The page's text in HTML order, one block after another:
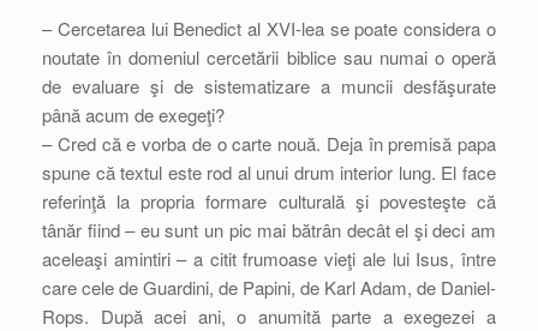
– Cercetarea lui Benedict al XVI-lea se poate considera o
noutate în domeniul cercetării biblice sau numai o operă
de evaluare şi de sistematizare a muncii desfăşurate
până acum de exegeţi?
– Cred că e vorba de o carte nouă. Deja în premisă papa
spune că textul este rod al unui drum interior lung. El face
referinţă la propria formare culturală şi povesteşte că
tânăr fiind – eu sunt un pic mai bătrân decât el şi deci am
aceleaşi amintiri – a citit frumoase vieţi ale lui Isus, între
care cele de Guardini, de Papini, de Karl Adam, de Daniel-
Rops. După acei ani, o anumită parte a exegezei a